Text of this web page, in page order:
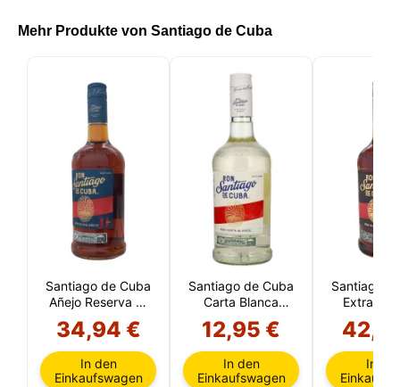
Mehr Produkte von Santiago de Cuba
Santiago de Cuba
Añejo Reserva 11
Años (Kuba)
34,94 €
In den
Einkaufswagen
Santiago de Cuba
Carta Blanca
(Cuba)
12,95 €
In den
Einkaufswagen
Santiago
Extra
Jahre
In